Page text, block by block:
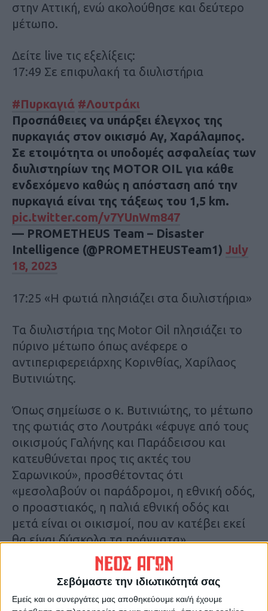
Σεβόμαστε την ιδιωτικότητά σας
Εμείς και οι συνεργάτες μας αποθηκεύουμε και/ή έχουμε
στην Αττική, ενώ ακολούθησε και δεύτερο
μέτωπο.
Δείτε live τις εξελίξεις:
17:49 Σε επιφυλακή τα διυλιστήρια
#Πυρκαγιά #Λουτράκι
Προσπάθειες να υπάρξει έλεγχος της
πυρκαγιάς στον οικισμό Αγ, Χαράλαμπος.
Σε ετοιμότητα οι υποδομές ασφαλείας των
διυλιστηρίων της MOTOR OIL για κάθε
ενδεχόμενο καθώς η απόσταση από την
πυρκαγιά είναι της τάξεως του 1,5 km.
pic.twitter.com/v7YUnWm847
— PROMETHEUS Team – Disaster
Intelligence (@PROMETHEUSTeam1) July
18, 2023
17:25 «Η φωτιά πλησιάζει στα διυλιστήρια»
Τα διυλιστήρια της Motor Oil πλησιάζει το
πύρινο μέτωπο όπως ανέφερε ο
αντιπεριφερειάρχης Κορινθίας, Χαρίλαος
Βυτινιώτης.
Όπως σημείωσε ο κ. Βυτινιώτης, το μέτωπο
της φωτιάς στο Λουτράκι «έφυγε από τους
οικισμούς Γαλήνης και Παράδεισου και
κατευθύνεται προς τις ακτές του
Σαρωνικού», προσθέτοντας ότι
«μεσολαβούν οι παράδρομοι, η εθνική οδός,
ο προαστιακός, η παλιά εθνική οδός και
μετά είναι οι οικισμοί, που αν κατέβει εκεί
θα είναι δύσκολα τα πράγματα».
«Οι επίγειες δυνάμεις δεν μπορούν να
κάνουν τίποτα. Τη λύση θα δώσουν τα
εναέρια. Είναι 4 ελικόπτερα, υπάρχει πυκνή